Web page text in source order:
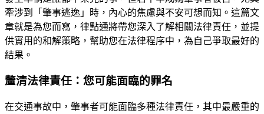
牽涉到「肇事逃逸」時，內心的焦慮與不安可想而知。這篇文
章就是為您而寫，律點通將帶您深入了解相關法律責任，並提
供實用的和解策略，幫助您在法律程序中，為自己爭取最好的
結果。
釐清法律責任：您可能面臨的罪名
在交通事故中，肇事者可能面臨多種法律責任，其中最嚴重的